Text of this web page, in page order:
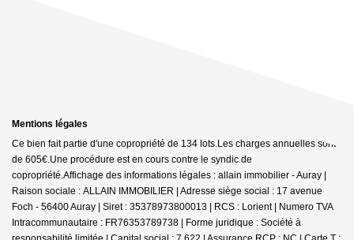
Mentions légales
Ce bien fait partie d'une copropriété de 134 lots.Les charges annuelles sont
de 605€.Une procédure est en cours contre le syndic de
copropriété.Affichage des informations légales : allain immobilier - Auray |
Raison sociale : ALLAIN IMMOBILIER | Adresse siège social : 17 avenue
Foch - 56400 Auray | Siret : 35378973800013 | RCS : Lorient | Numero TVA
Intracommunautaire : FR76353789738 | Forme juridique : Société à